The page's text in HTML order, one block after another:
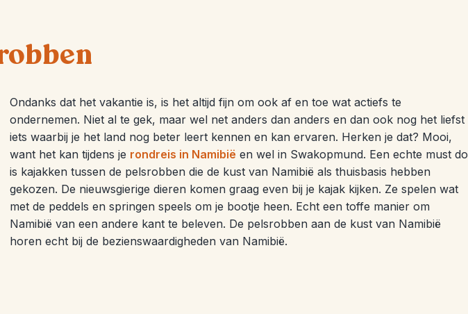
Ondanks dat het vakantie is, is het altijd fijn om ook af en toe wat actiefs te
ondernemen. Niet al te gek, maar wel net anders dan anders en dan ook nog het liefst
iets waarbij je het land nog beter leert kennen en kan ervaren. Herken je dat? Mooi,
want het kan tijdens je rondreis in Namibië en wel in Swakopmund. Een echte must do
is kajakken tussen de pelsrobben die de kust van Namibië als thuisbasis hebben
gekozen. De nieuwsgierige dieren komen graag even bij je kajak kijken. Ze spelen wat
met de peddels en springen speels om je bootje heen. Echt een toffe manier om
Namibië van een andere kant te beleven. De pelsrobben aan de kust van Namibië
horen echt bij de bezienswaardigheden van Namibië.